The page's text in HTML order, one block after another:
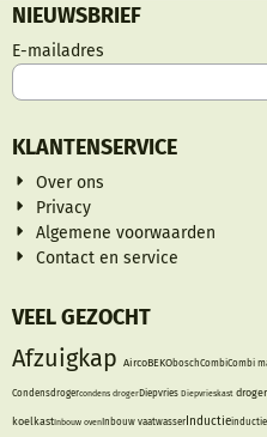
NIEUWSBRIEF
E-mailadres
KLANTENSERVICE
Over ons
Privacy
Algemene voorwaarden
Contact en service
VEEL GEZOCHT
Afzuigkap AircoBEKOboschCombiCombi
Condensdrogercondens drogerDiepvries Diepvrieskast droger
koelkastInbouw oven Inbouw vaatwasser Inductie